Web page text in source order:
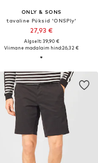
ONLY & SONS
tavaline Püksid 'ONSPly'
27,93 €
Algselt: 39,90 €
Viimane madalaim hind:26,32 €